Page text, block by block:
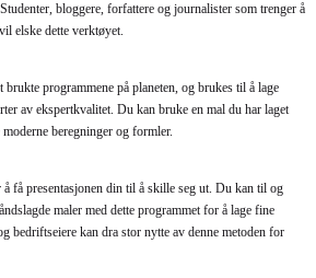
bloggere, forfattere og journalister som trenger å
elske dette verktøyet.
programmene på planeten, og brukes til å lage
av ekspertkvalitet. Du kan bruke en mal du har laget
beregninger og formler.
få presentasjonen din til å skille seg ut. Du kan til og
maler med dette programmet for å lage fine
bedriftseiere kan dra stor nytte av denne metoden for